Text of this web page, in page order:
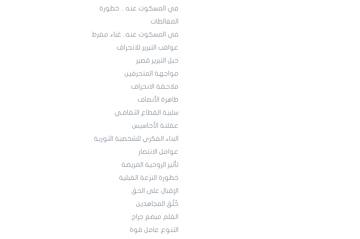
في المسكوت عنه .. خطورة
المغالطات
في المسكوت عنه.. غباء مفرط
عواقب التبرير للانحراف
حبل التبرير قصير
مواجهة المنحرفين
ملاحقة الانحراف
ظاهرة الأنصاف
سلبية القطاع الثقافـي
عقلنة الأحاسيس
البناء الفكري للشخصية الثورية
عوامل الانتصار
تأثير الروحية المريضة
خطورة النزعة القبلية
الإقبال على الحق
خُلُق المجاهدين
القلم مبضع جراح
التنوع عامل قوة